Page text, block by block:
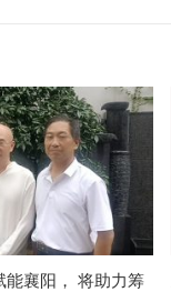
能襄阳， 将助力筹